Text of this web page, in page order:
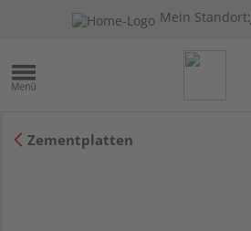
Mein Standort:
Zementplatten